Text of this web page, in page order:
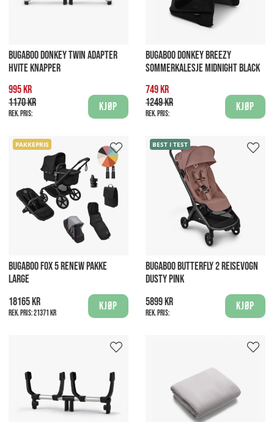
BUGABOO DONKEY TWIN ADAPTER
HVITE KNAPPER
995 kr
1170 kr
Rek. pris:
Kjøp
BUGABOO DONKEY BREEZY
SOMMERKALESJE MIDNIGHT BLACK
749 kr
1249 kr
Rek. pris:
Kjøp
PAKKEPRIS
BUGABOO FOX 5 RENEW PAKKE
LARGE
18165 kr
Rek. pris:21371 kr
Kjøp
BEST I TEST
BUGABOO BUTTERFLY 2 REISEVOGN
DUSTY PINK
5899 kr
Rek. pris:
Kjøp